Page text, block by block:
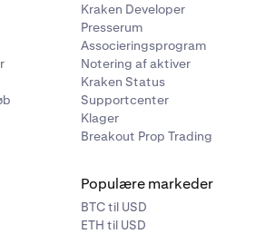
på køb af Bitcoin (BTC), Bitcoin
og Litecoin (LTC).
Kraken Developer
Presserum
Associeringsprogram
Notering af aktiver
Kraken Status
Supportcenter
Klager
Breakout Prop Trading
Populære markeder
BTC til USD
ETH til USD